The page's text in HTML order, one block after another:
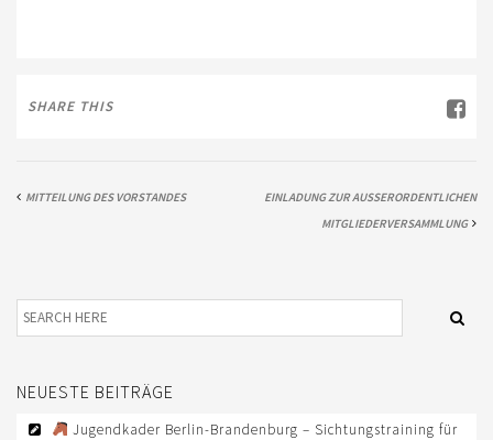
EWU-SHOP
SHARE THIS
MITTEILUNG DES VORSTANDES
EINLADUNG ZUR AUSSERORDENTLICHEN M
ITGLIEDERVERSAMMLUNG
NEUESTE BEITRÄGE
Jugendkader Berlin-Brandenburg – Sichtungstraining für